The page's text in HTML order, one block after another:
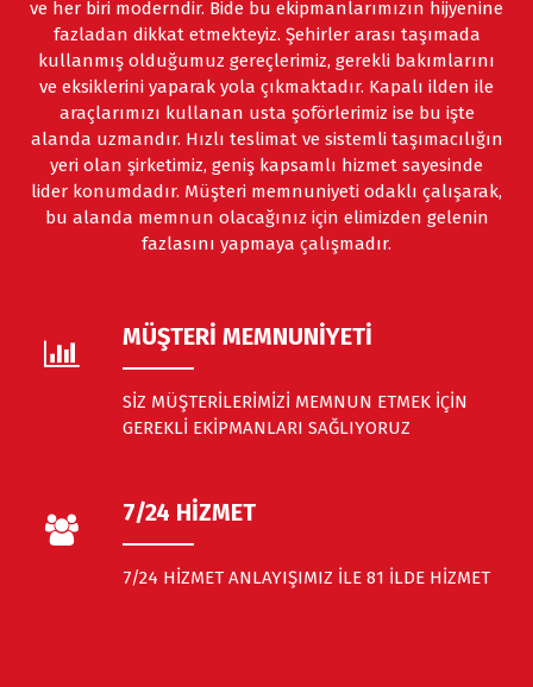
ve her biri moderndir. Bide bu ekipmanlarımızın hijyenine
fazladan dikkat etmekteyiz. Şehirler arası taşımada
kullanmış olduğumuz gereçlerimiz, gerekli bakımlarını
ve eksiklerini yaparak yola çıkmaktadır. Kapalı ilden ile
araçlarımızı kullanan usta şoförlerimiz ise bu işte
alanda uzmandır. Hızlı teslimat ve sistemli taşımacılığın
yeri olan şirketimiz, geniş kapsamlı hizmet sayesinde
lider konumdadır. Müşteri memnuniyeti odaklı çalışarak,
bu alanda memnun olacağınız için elimizden gelenin
fazlasını yapmaya çalışmadır.
MÜŞTERİ MEMNUNİYETİ
SİZ MÜŞTERİLERİMİZİ MEMNUN ETMEK İÇİN
GEREKLİ EKİPMANLARI SAĞLIYORUZ
7/24 HİZMET
7/24 HİZMET ANLAYIŞIMIZ İLE 81 İLDE HİZMET